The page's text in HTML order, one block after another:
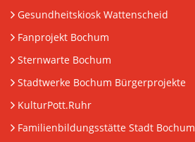
Gesundheitskiosk Wattenscheid
Fanprojekt Bochum
Sternwarte Bochum
Stadtwerke Bochum Bürgerprojekte
KulturPott.Ruhr
Familienbildungsstätte Stadt Bochum